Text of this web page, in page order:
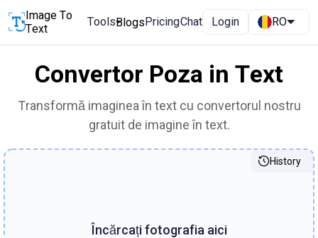
Image To
Text
ToolsBlogsPricingChat Login RO
Convertor Poza in Text
Transformă imaginea în text cu convertorul nostru
gratuit de imagine în text.
History
Încărcați fotografia aici